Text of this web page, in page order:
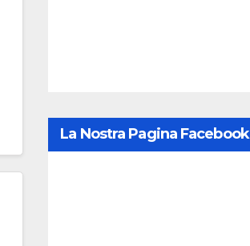
La Nostra Pagina Facebook